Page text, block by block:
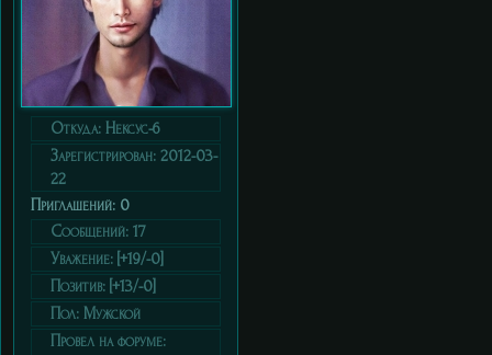
Откуда: Нексус-6
Зарегистрирован: 2012-03-
22
Приглашений: 0
Сообщений: 17
Уважение: [+19/-0]
Позитив: [+13/-0]
Пол: Мужской
Провел на форуме: